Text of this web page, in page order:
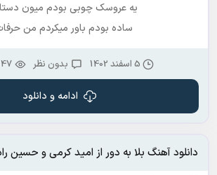
یه عروسک چوبی بودم میون
ساده بودم باور میکردم من
5 اسفند 1402 بدون نظر 147
ادامه و دانلود
دانلود آهنگ بلا به دور از امید کرمی و حسین